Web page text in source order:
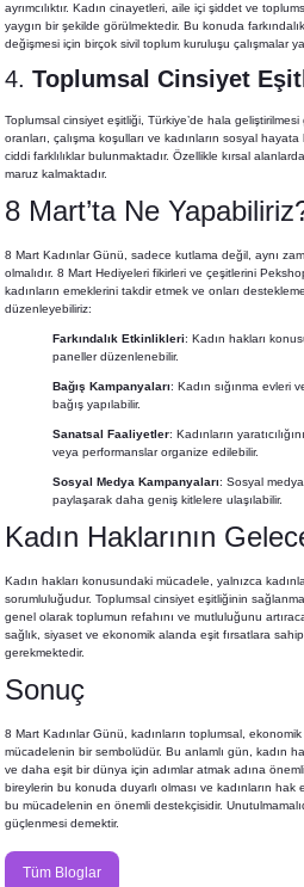
ayrımcılıktır. Kadın cinayetleri, aile içi şiddet ve
yaygın bir şekilde görülmektedir. Bu konuda
değişmesi için birçok sivil toplum kuruluşu çalışmalar
4. Toplumsal Cinsiyet
Toplumsal cinsiyet eşitliği, Türkiye’de hala
oranları, çalışma koşulları ve kadınların sosyal
ciddi farklılıklar bulunmaktadır. Özellikle kırsal
maruz kalmaktadır.
8 Mart’ta Ne
8 Mart Kadınlar Günü, sadece kutlama değil, aynı
olmalıdır. 8 Mart Hediyeleri fikirleri ve çeşitlerini
kadınların emeklerini takdir etmek ve onları
düzenleyebiliriz:
Farkındalık Etkinlikleri: Kadın hakları
paneller düzenlenebilir.
Bağış Kampanyaları: Kadın sığınma evleri
bağış yapılabilir.
Sanatsal Faaliyetler: Kadınların
veya performanslar organize edilebilir.
Sosyal Medya Kampanyaları: Sosyal
paylaşarak daha geniş kitlelere ulaşılabilir.
Kadın Haklarının
Kadın hakları konusundaki mücadele, yalnızca
sorumluluğudur. Toplumsal cinsiyet eşitliğinin
genel olarak toplumun refahını ve mutluluğunu
sağlık, siyaset ve ekonomik alanda eşit fırsatlara
gerekmektedir.
Sonuç
8 Mart Kadınlar Günü, kadınların toplumsal,
mücadelenin bir sembolüdür. Bu anlamlı gün, kadın
ve daha eşit bir dünya için adımlar atmak adına
bireylerin bu konuda duyarlı olması ve kadınların
bu mücadelenin en önemli destekçisidir.
güçlenmesi demektir.
Tüm Bloglar